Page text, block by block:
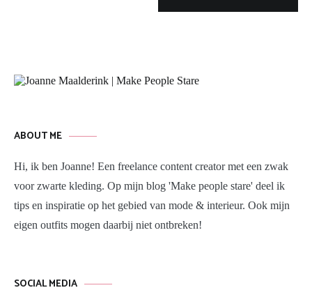
ABOUT ME
Hi, ik ben Joanne! Een freelance content creator met een zwak
voor zwarte kleding. Op mijn blog 'Make people stare' deel ik
tips en inspiratie op het gebied van mode & interieur. Ook mijn
eigen outfits mogen daarbij niet ontbreken!
SOCIAL MEDIA